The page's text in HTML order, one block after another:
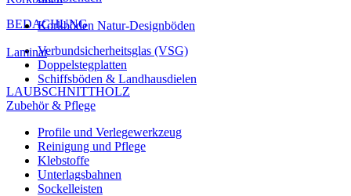
BEDACHUNG
Verbundsicherheitsglas (VSG)
Doppelstegplatten
LAUBSCHNITTHOLZ
Korkböden Natur-Designböden
Laminat
Schiffsböden & Landhausdielen
Zubehör & Pflege
Profile und Verlegewerkzeug
Reinigung und Pflege
Klebstoffe
Unterlagsbahnen
Sockelleisten